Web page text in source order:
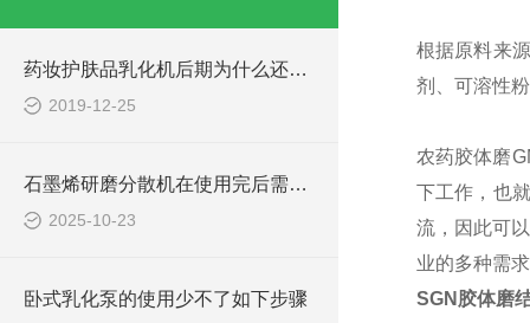
药妆护肤品乳化机后期为什么还需要进行钝化处理呢？
2019-12-25
石墨烯研磨分散机在使用完后需进行日常的保养
2025-10-23
卧式乳化泵的使用少不了如下步骤
根据原料来
剂、可溶性
农药胶体磨
下工作，也
流，因此可
业的多种需
SGN 胶体磨